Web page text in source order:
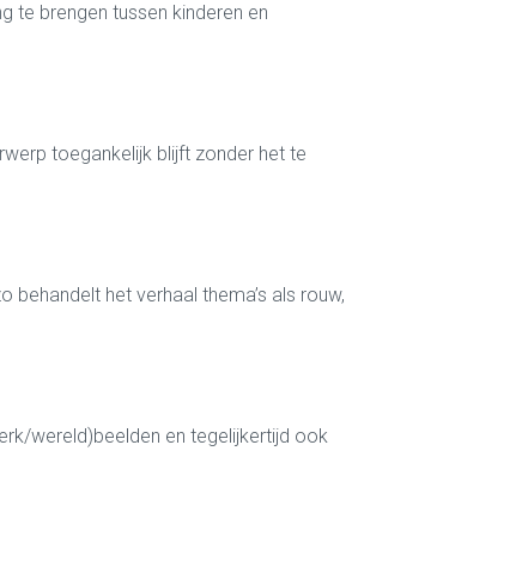
te brengen tussen kinderen en
toegankelijk blijft zonder het te
het verhaal thema’s als rouw,
wereld)beelden en tegelijkertijd ook